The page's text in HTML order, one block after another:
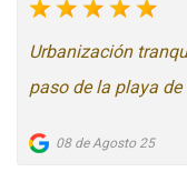
Urbanización
paso de la playa
08 de Agosto 25